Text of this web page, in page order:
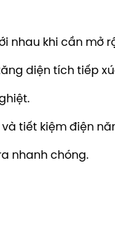
nhau khi cần mở
diện tích tiếp
tiết kiệm điện
nhanh chóng.